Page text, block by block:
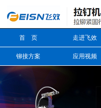
首 页 走进飞效
铆接方案 应用视频